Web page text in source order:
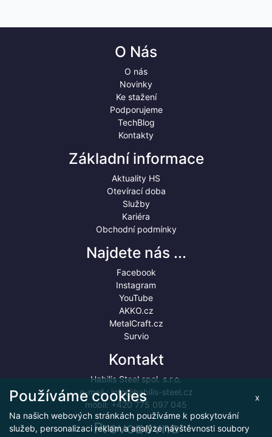
O Nás
O nás
Novinky
Ke stažení
Podporujeme
TechBlog
Kontakty
Základní informace
Aktuality HS
Otevírací doba
Služby
Kariéra
Obchodní podmínky
Najdete nás ...
Facebook
Instagram
YouTube
AKKO.cz
MetalCraft.cz
Survio
Kontakt
Habilis Steel spol. s.r.o.
e-mail :info@habilis-steel.cz
mobil: +420 775 097 045
Provozovna
x
Používáme cookies
Na našich webových stránkách používáme k poskytování
služeb, personalizaci reklam a analýze návštěvnosti soubory